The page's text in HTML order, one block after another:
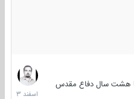
سال دفاع مقدس
20
اسفند
1403